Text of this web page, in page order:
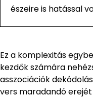
észeire is hatással
Ez a komplexitás
kezdők számára
asszociációk
vers maradandó